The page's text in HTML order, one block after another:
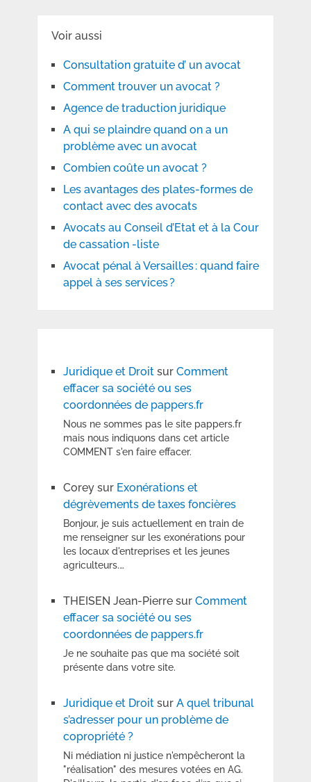
Voir aussi
Consultation gratuite d’ un avocat
Comment trouver un avocat ?
Agence de traduction juridique
A qui se plaindre quand on a un
problème avec un avocat
Combien coûte un avocat ?
Les avantages des plates-formes de
contact avec des avocats
Avocats au Conseil d’Etat et à la Cour
de cassation -liste
Avocat pénal à Versailles : quand faire
appel à ses services ?
Juridique et Droitsur Comment
effacer sa société ou ses
coordonnées de pappers.fr
Nous ne sommes pas le site pappers.fr
mais nous indiquons dans cet article
COMMENT s'en faire effacer.
Coreysur Exonérations et
dégrèvements de taxes foncières
Bonjour, je suis actuellement en train de
me renseigner sur les exonérations pour
les locaux d'entreprises et les jeunes
agriculteurs.…
THEISEN Jean-Pierresur Comment
effacer sa société ou ses
coordonnées de pappers.fr
Je ne souhaite pas que ma société soit
présente dans votre site.
Juridique et Droitsur A quel tribunal
s’adresser pour un problème de
copropriété ?
Ni médiation ni justice n'empêcheront la
"réalisation" des mesures votées en AG.